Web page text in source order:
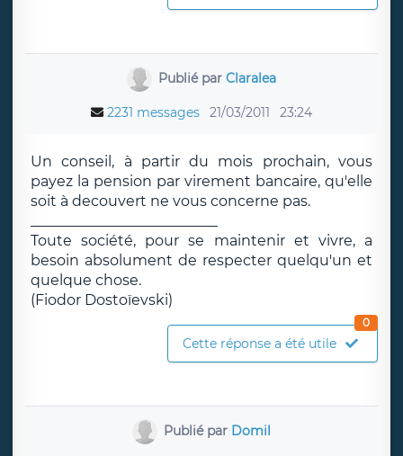
Publié parClaralea
2231 messages 21/03/2011 23:24
Un conseil, à partir du mois prochain, vous
payez la pension par virement bancaire, qu'elle
soit à decouvert ne vous concerne pas.
Toute société, pour se maintenir et vivre, a
besoin absolument de respecter quelqu'un et
quelque chose.
(Fiodor Dostoïevski)
Cette réponse a été utile
0
Publié par Domil